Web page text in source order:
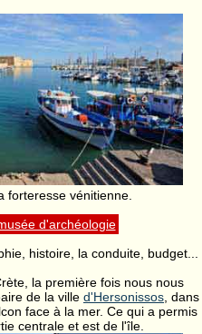
forteresse vénitienne.
d'archéologie
histoire, la conduite, budget...
la première fois nous nous
de la ville d'Hersonissos , dans
face à la mer. Ce qui a permis
centrale et est de l'île.